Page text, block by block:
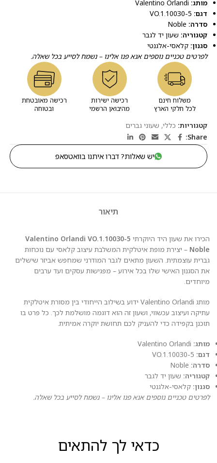
מותג:
דגם:
סדרה:
קטגוריה: שעון יד לגבר
סגנון: קלאסי-אלגנטי
לפרטים טכניים נוספים אנא פנו אלינו – נשמח לסייע בכל שאלה.
משלוח חינם
לכל חלקי הארץ
רכישה ישירות
מהיבואן הרשמי
רכישה מאובטחת
ובטוחה
קטגוריות: כללי, שעוני גברים
Share:
יש שאלות? דברו איתנו בוואטסאפ
תיאור
הכירו את שעון היד היוקרתי Valentino Orlandi VO.1.10030-5
Noble – יצירת מופת איטלקית המשלבת עיצוב קלאסי עם נוכחות
גברית עוצמתית. השעון מתאים לגבר המודרני שמחפש אביזר שישלים
את הסגנון האישי שלו בכל אירוע – מפגישות עסקים ועד ערבים
מיוחדים.
מותג Valentino Orlandi ידוע בשילוב הייחודי בין מסורת איטלקית
עתיקה ועיצוב עכשווי, ושעון זה הוא דוגמה מושלמת לכך. כל פרט בו
תוכנן בקפידה כדי להעניק לכם תחושת יוקרה אמיתית.
מותג:
דגם:
סדרה:
קטגוריה: שעון יד לגבר
סגנון: קלאסי-אלגנטי
לפרטים טכניים נוספים אנא פנו אלינו – נשמח לסייע בכל שאלה.
כדאי לך להתאים